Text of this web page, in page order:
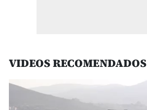
VIDEOS RECOMENDADOS